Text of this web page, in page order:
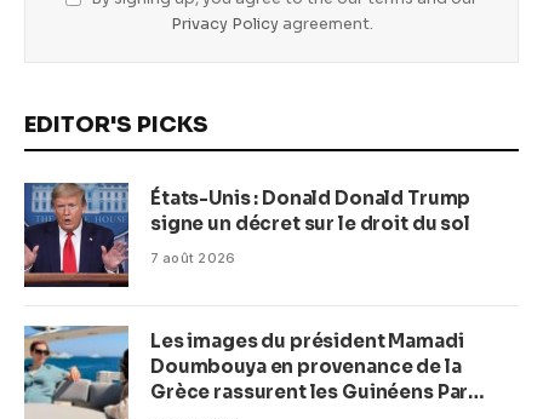
Privacy Policyagreement.
EDITOR'S PICKS
États-Unis : Donald Donald Trump
signe un décret sur le droit du sol
7 août 2026
Les images du président Mamadi
Doumbouya en provenance de la
Grèce rassurent les Guinéens Par